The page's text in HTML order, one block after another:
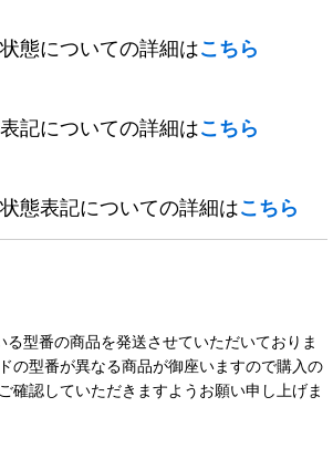
態についての詳細はこちら
記についての詳細はこちら
態表記についての詳細はこちら
型番の商品を発送させていただいておりま
の型番が異なる商品が御座いますので購入の
確認していただきますようお願い申し上げま